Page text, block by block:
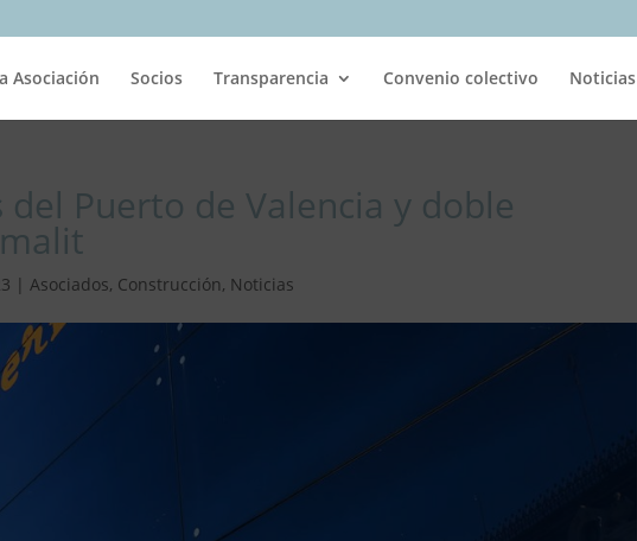
Asociación Socios Transparencia Convenio colectivo Noticias
Puerto de Valencia y doble
|Asociados, Construcción, Noticias